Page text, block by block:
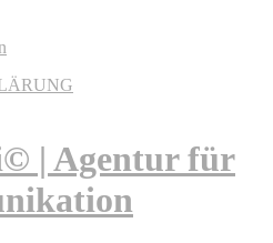
| Agentur für